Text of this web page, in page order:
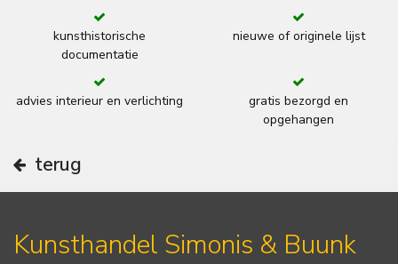
kunsthistorische
documentatie
nieuwe of originele lijst
advies interieur en verlichting
gratis bezorgd en
opgehangen
terug
Kunsthandel Simonis & Buunk